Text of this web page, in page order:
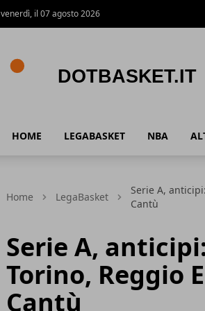
venerdì, il 07 agosto 2026
HOME LEGABASKET NBA
Home LegaBasket
Serie A,
Cantù
Serie A,
Torino, Reggio
Cantù